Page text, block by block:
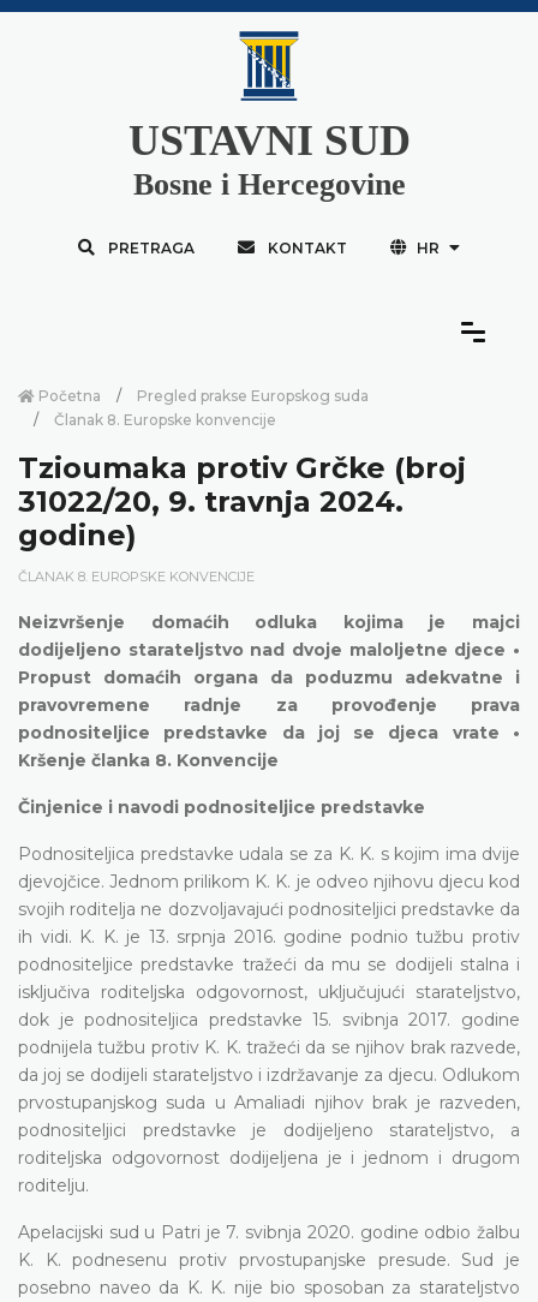
USTAVNI SUD
Bosne i Hercegovine
PRETRAGA KONTAKT HR
Početna
Pregled prakse Europskog suda
Članak 8. Europske konvencije
Tzioumaka protiv Grčke (broj
31022/20, 9. travnja 2024.
godine)
ČLANAK 8. EUROPSKE KONVENCIJE
Neizvršenje domaćih odluka kojima je majci
dodijeljeno starateljstvo nad dvoje maloljetne djece •
Propust domaćih organa da poduzmu adekvatne i
pravovremene radnje za provođenje prava
podnositeljice predstavke da joj se djeca vrate •
Kršenje članka 8. Konvencije
Činjenice i navodi podnositeljice predstavke
Podnositeljica predstavke udala se za K. K. s kojim ima dvije
djevojčice. Jednom prilikom K. K. je odveo njihovu djecu kod
svojih roditelja ne dozvoljavajući podnositeljici predstavke da
ih vidi. K. K. je 13. srpnja 2016. godine podnio tužbu protiv
podnositeljice predstavke tražeći da mu se dodijeli stalna i
isključiva roditeljska odgovornost, uključujući starateljstvo,
dok je podnositeljica predstavke 15. svibnja 2017. godine
podnijela tužbu protiv K. K. tražeći da se njihov brak razvede,
da joj se dodijeli starateljstvo i izdržavanje za djecu. Odlukom
prvostupanjskog suda u Amaliadi njihov brak je razveden,
podnositeljici predstavke je dodijeljeno starateljstvo, a
roditeljska odgovornost dodijeljena je i jednom i drugom
roditelju.
Apelacijski sud u Patri je 7. svibnja 2020. godine odbio žalbu
K. K. podnesenu protiv prvostupanjske presude. Sud je
posebno naveo da K. K. nije bio sposoban za starateljstvo